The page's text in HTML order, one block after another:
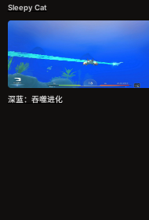
Sleepy Cat
深蓝：吞噬进化